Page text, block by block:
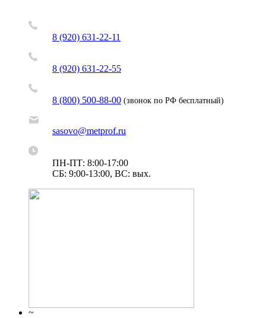
8 (920) 631-22-11
8 (920) 631-22-55
8 (800) 500-88-00 (звонок по РФ бесплатный)
sasovo@metprof.ru
ПН-ПТ: 8:00-17:00
СБ: 9:00-13:00, ВС: вых.
~